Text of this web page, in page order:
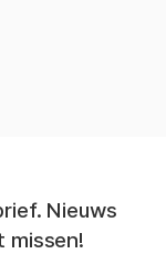
Nieuws
missen!